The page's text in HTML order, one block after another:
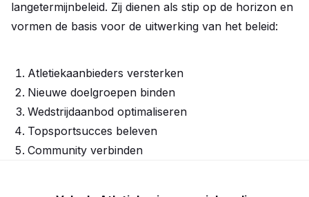
langetermijnbeleid. Zij dienen als stip op de horizon en
vormen de basis voor de uitwerking van het beleid:
Atletiekaanbieders versterken
Nieuwe doelgroepen binden
Wedstrijdaanbod optimaliseren
Topsportsucces beleven
Community verbinden